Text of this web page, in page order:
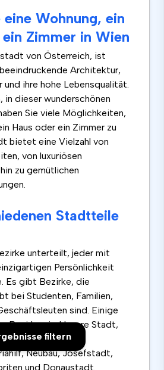
filtern
Wohnung, ein
Zimmer in Wien
von Österreich, ist
Architektur,
und ihre hohe Lebensqualität.
in dieser wunderschönen
Sie viele Möglichkeiten,
Haus oder ein Zimmer zu
bietet eine Vielzahl von
von luxuriösen
zu gemütlichen
Stadtteile
unterteilt, jeder mit
Persönlichkeit
Es gibt Bezirke, die
bei Studenten, Familien,
sind. Einige
Bezirke sind Innere Stadt,
Wieden,
Neubau, Josefstadt,
und Donaustadt.